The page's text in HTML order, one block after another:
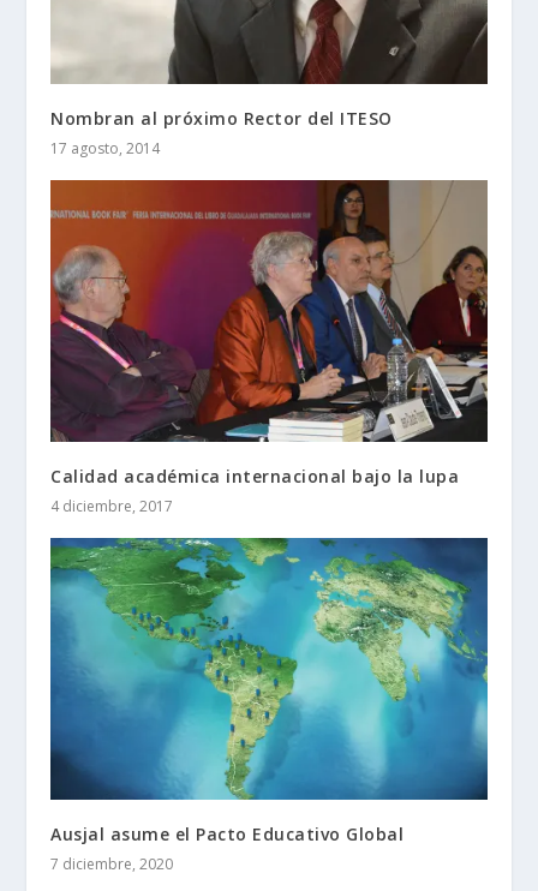
Nombran al próximo Rector del ITESO
17 agosto, 2014
Calidad académica internacional bajo la lupa
4 diciembre, 2017
Ausjal asume el Pacto Educativo Global
7 diciembre, 2020